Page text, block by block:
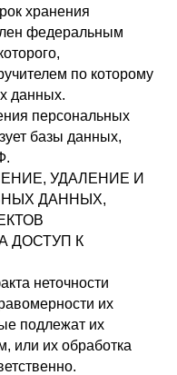
хранения
федеральным
по которому
данных.
персональных
базы данных,
УДАЛЕНИЕ И
ДАННЫХ,
ДОСТУП К
неточности
их
подлежат их
или их обработка